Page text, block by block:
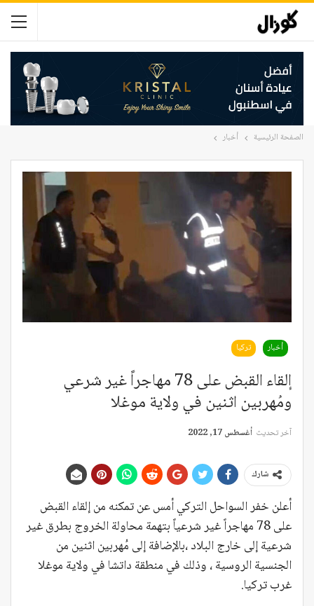
الصفحة الرئيسية أخبار
أخبار تركيا
إلقاء القبض على 78 مهاجراً غير شرعي
ومُهربين اثنين في ولاية موغلا
آخر تحديث أغسطس 17, 2022
شارك
أعلن خفر السواحل التركي أمس عن تمكنه من إلقاء القبض
على 78 مهاجراً غير شرعياً بتهمة محاولة الخروج بطرق غير
شرعية إلى خارج البلاد ،بالإضافة إلى مُهربين اثنين من
الجنسية الروسية ، وذلك في منطقة داتشا في ولاية موغلا
غرب تركيا.